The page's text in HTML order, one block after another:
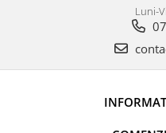
Luni-